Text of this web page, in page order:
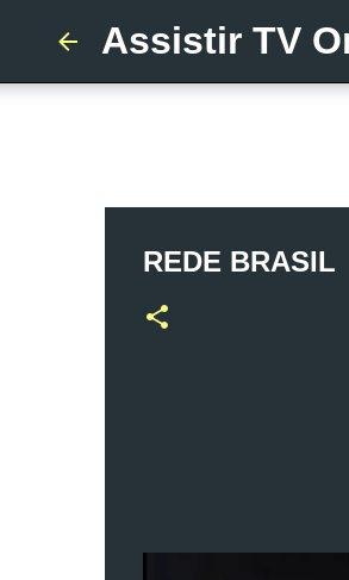
Assistir TV
REDE BRASIL